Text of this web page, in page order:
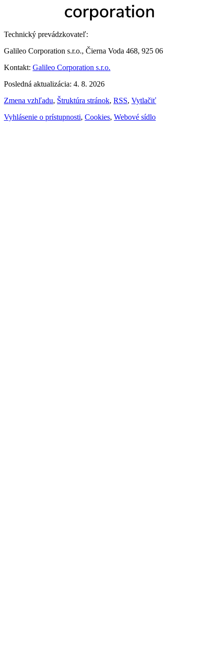
Technický prevádzkovateľ:
Galileo Corporation s.r.o., Čierna Voda 468, 925 06
Kontakt: Galileo Corporation s.r.o.
Posledná aktualizácia: 4. 8. 2026
Zmena vzhľadu, Štruktúra stránok, RSS, Vytlačiť
Vyhlásenie o prístupnosti, Cookies, Webové sídlo